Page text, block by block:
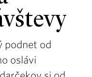
podnet od
oslávi